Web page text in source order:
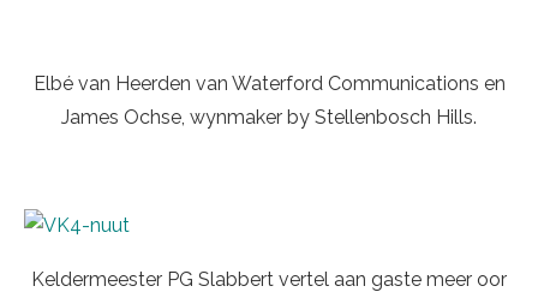
Elbé van Heerden van Waterford Communications en
James Ochse, wynmaker by Stellenbosch Hills.
Keldermeester PG Slabbert vertel aan gaste meer oor